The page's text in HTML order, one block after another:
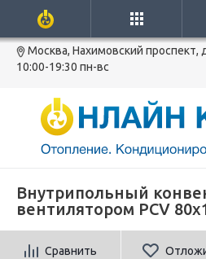
Москва, Нахимовский проспект,
10:00-19:30 пн-вс
Внутрипольный
вентилятором PCV
Сравнить